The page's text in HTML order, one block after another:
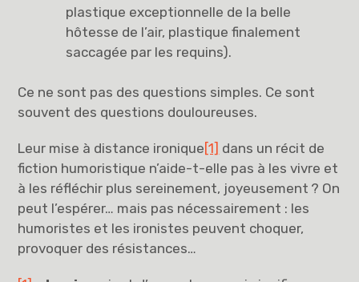
plastique exceptionnelle de la belle
hôtesse de l’air, plastique finalement
saccagée par les requins).
Ce ne sont pas des questions simples. Ce sont
souvent des questions douloureuses.
Leur mise à distance ironique [1] dans un récit de
fiction humoristique n’aide-t-elle pas à les vivre et
à les réfléchir plus sereinement, joyeusement ? On
peut l’espérer… mais pas nécessairement : les
humoristes et les ironistes peuvent choquer,
provoquer des résistances…